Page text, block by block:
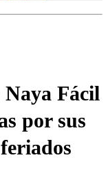
Fácil
por sus